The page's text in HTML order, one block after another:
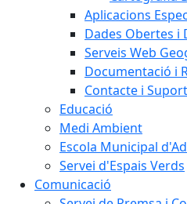
Aplicacions
Dades Obertes i
Serveis Web
Documentació i
Contacte i Suport
Educació
Medi Ambient
Escola Municipal
Servei d'Espais Verds
Comunicació